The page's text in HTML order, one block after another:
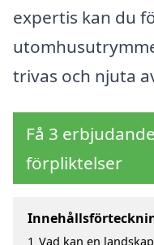
expertis kan du
trivas och njuta
Få 3
förpliktelser
1 Vad kan en